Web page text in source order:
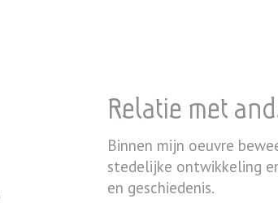
Relatie met
Binnen mijn oeuvre
stedelijke ontwikkeling
en geschiedenis.